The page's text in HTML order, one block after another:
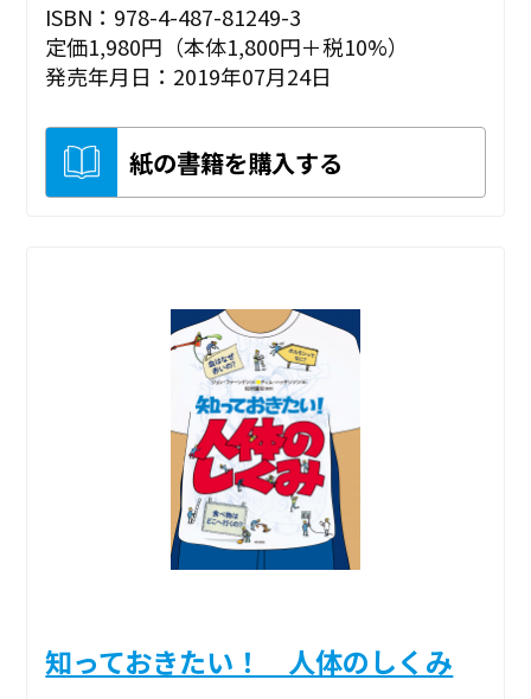
ISBN：978-4-487-81249-3
定価1,980円（本体1,800円＋税10%）
発売年月日：2019年07月24日
紙の書籍を購入する
知っておきたい！ 人体のしくみ